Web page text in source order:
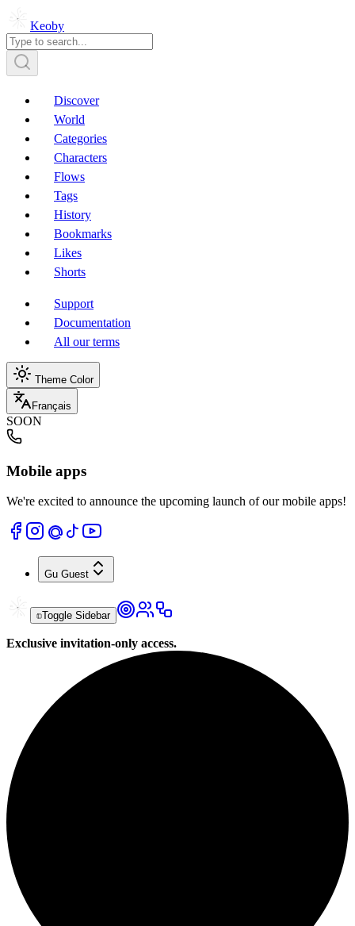
Keoby
Discover
World
Categories
Characters
Flows
Tags
History
Bookmarks
Likes
Shorts
Support
Documentation
All our terms
Theme Color
Français
SOON
Mobile apps
We're excited to announce the upcoming launch of our mobile apps!
Gu Guest
Toggle Sidebar
Exclusive invitation-only access.